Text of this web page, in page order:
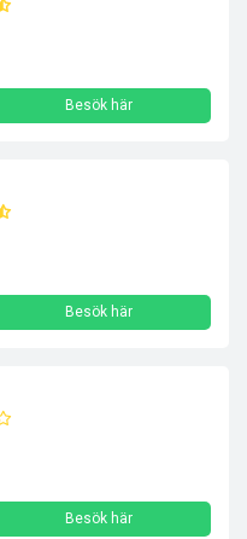
Besök här
Besök här
Besök här